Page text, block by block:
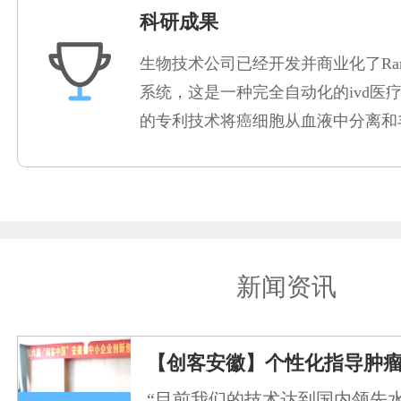
科研成果
生物技术公司已经开发并商业化了
系统，这是一种完全自动化的ivd医
的专利技术将癌细胞从血液中分离
新闻资讯
【创客安徽】个性化指导肿